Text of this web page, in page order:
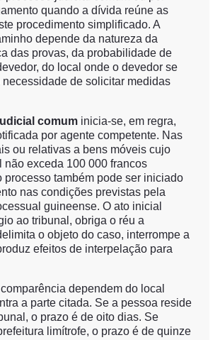
quando a dívida reúne as
procedimento simplificado. A
depende da natureza da
das provas, da probabilidade de
do local onde o devedor se
necessidade de solicitar medidas
comum inicia-se, em regra,
por agente competente. Nas
ou relativas a bens móveis cujo
não exceda 100 000 francos
processo também pode ser iniciado
nas condições previstas pela
guineense. O ato inicial
ao tribunal, obriga o réu a
o objeto do caso, interrompe a
efeitos de interpelação para
dependem do local
a parte citada. Se a pessoa reside
o prazo é de oito dias. Se
limítrofe, o prazo é de quinze